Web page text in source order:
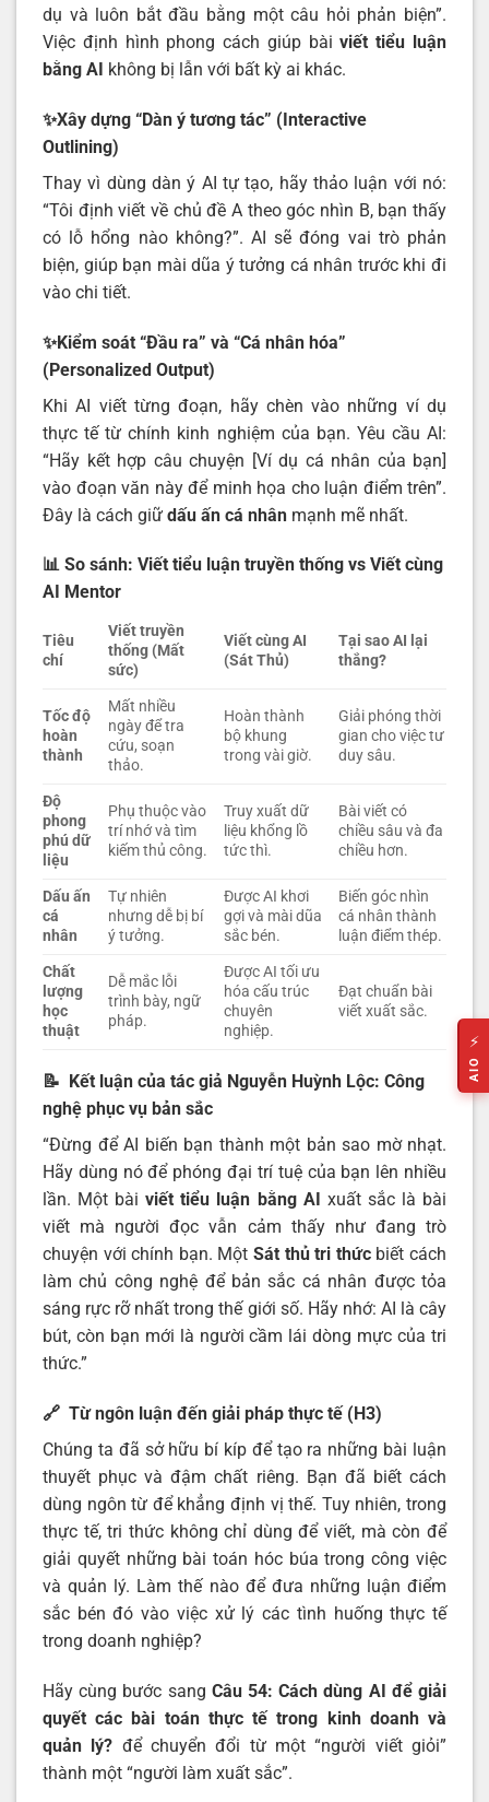
dụ và luôn bắt đầu bằng một câu hỏi phản biện”.
Việc định hình phong cách giúp bàiviết tiểu luận
bằng AI không bị lẫn với bất kỳ ai khác.
✨Xây dựng “Dàn ý tương tác” (Interactive
Outlining)
Thay vì dùng dàn ý AI tự tạo, hãy thảo luận với nó:
“Tôi định viết về chủ đề A theo góc nhìn B, bạn thấy
có lỗ hổng nào không?”. AI sẽ đóng vai trò phản
biện, giúp bạn mài dũa ý tưởng cá nhân trước khi đi
vào chi tiết.
✨Kiểm soát “Đầu ra” và “Cá nhân hóa”
(Personalized Output)
Khi AI viết từng đoạn, hãy chèn vào những ví dụ
thực tế từ chính kinh nghiệm của bạn. Yêu cầu AI:
“Hãy kết hợp câu chuyện [Ví dụ cá nhân của bạn]
vào đoạn văn này để minh họa cho luận điểm trên”.
Đây là cách giữ dấu ấn cá nhân mạnh mẽ nhất.
📊 So sánh: Viết tiểu luận truyền thống vs Viết cùng
AI Mentor
Tiêu
chí
Viết truyền
thống (Mất
sức)
Viết cùng AI
(Sát Thủ)
Tại sao AI lại
thắng?
Tốc độ
hoàn
thành
Mất nhiều
ngày để tra
cứu, soạn
thảo.
Hoàn thành
bộ khung
trong vài giờ.
Giải phóng thời
gian cho việc tư
duy sâu.
Độ
phong
phú dữ
liệu
Phụ thuộc vào
trí nhớ và tìm
kiếm thủ công.
Truy xuất dữ
liệu khổng lồ
tức thì.
Bài viết có
chiều sâu và đa
chiều hơn.
Dấu ấn
cá
nhân
Tự nhiên
nhưng dễ bị bí
ý tưởng.
Được AI khơi
gợi và mài dũa
sắc bén.
Biến góc nhìn
cá nhân thành
luận điểm thép.
Chất
lượng
học
thuật
Dễ mắc lỗi
trình bày, ngữ
pháp.
Được AI tối ưu
hóa cấu trúc
chuyên
nghiệp.
Đạt chuẩn bài
viết xuất sắc.
📝 Kết luận của tác giả Nguyễn Huỳnh Lộc: Công
nghệ phục vụ bản sắc
“Đừng để AI biến bạn thành một bản sao mờ nhạt.
Hãy dùng nó để phóng đại trí tuệ của bạn lên nhiều
lần. Một bàiviết tiểu luận bằng AI xuất sắc là bài
viết mà người đọc vẫn cảm thấy như đang trò
chuyện với chính bạn. Một Sát thủ tri thứcbiết cách
làm chủ công nghệ để bản sắc cá nhân được tỏa
sáng rực rỡ nhất trong thế giới số. Hãy nhớ: AI là cây
bút, còn bạn mới là người cầm lái dòng mực của tri
thức.”
🔗 Từ ngôn luận đến giải pháp thực tế (H3)
Chúng ta đã sở hữu bí kíp để tạo ra những bài luận
thuyết phục và đậm chất riêng. Bạn đã biết cách
dùng ngôn từ để khẳng định vị thế. Tuy nhiên, trong
thực tế, tri thức không chỉ dùng để viết, mà còn để
giải quyết những bài toán hóc búa trong công việc
và quản lý. Làm thế nào để đưa những luận điểm
sắc bén đó vào việc xử lý các tình huống thực tế
trong doanh nghiệp?
Hãy cùng bước sang Câu 54: Cách dùng AI để giải
quyết các bài toán thực tế trong kinh doanh và
quản lý? để chuyển đổi từ một “người viết giỏi”
thành một “người làm xuất sắc”.
⚡
AIO